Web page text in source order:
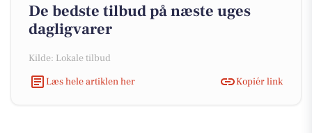
De bedste tilbud på næste uges
dagligvarer
Kilde: Lokale tilbud
Læs hele artiklen her
Kopiér link